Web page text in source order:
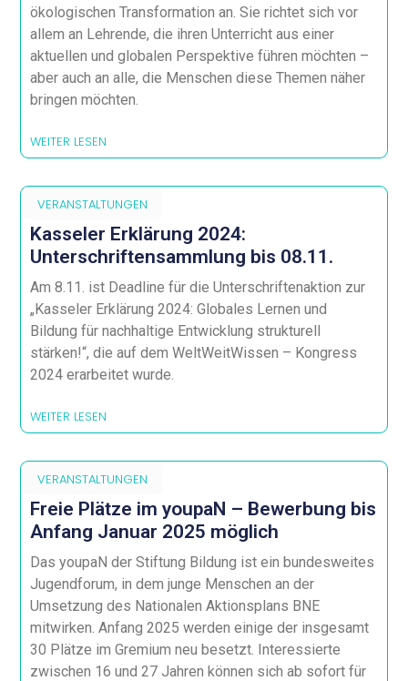
ökologischen Transformation an. Sie richtet sich vor
allem an Lehrende, die ihren Unterricht aus einer
aktuellen und globalen Perspektive führen möchten –
aber auch an alle, die Menschen diese Themen näher
bringen möchten.
WEITER LESEN
VERANSTALTUNGEN
Kasseler Erklärung 2024:
Unterschriftensammlung bis 08.11.
Am 8.11. ist Deadline für die Unterschriftenaktion zur
„Kasseler Erklärung 2024: Globales Lernen und
Bildung für nachhaltige Entwicklung strukturell
stärken!“, die auf dem WeltWeitWissen – Kongress
2024 erarbeitet wurde.
WEITER LESEN
VERANSTALTUNGEN
Freie Plätze im youpaN – Bewerbung bis
Anfang Januar 2025 möglich
Das youpaN der Stiftung Bildung ist ein bundesweites
Jugendforum, in dem junge Menschen an der
Umsetzung des Nationalen Aktionsplans BNE
mitwirken. Anfang 2025 werden einige der insgesamt
30 Plätze im Gremium neu besetzt. Interessierte
zwischen 16 und 27 Jahren können sich ab sofort für